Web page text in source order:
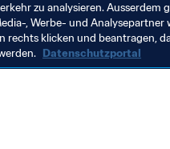
zu analysieren.
, Werbe- und Analysepartner
rechts klicken und beantragen,
Datenschutzportal